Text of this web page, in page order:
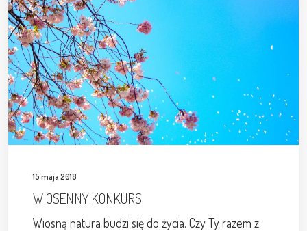
15 maja 2018
WIOSENNY KONKURS
Wiosną natura budzi się do życia. Czy Ty razem z